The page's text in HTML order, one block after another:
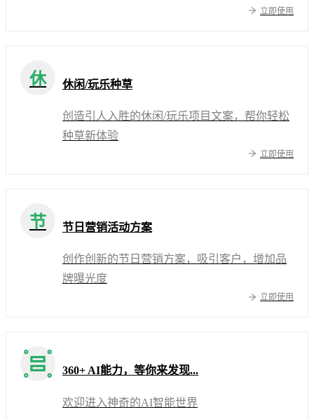
立即使用
休 休闲/玩乐种草
创造引人入胜的休闲/玩乐项目文案，帮你轻松
种草新体验
立即使用
节 节日营销活动方案
创作创新的节日营销方案，吸引客户，增加品
牌曝光度
立即使用
360+ AI能力，等你来发现...
欢迎进入神奇的AI智能世界